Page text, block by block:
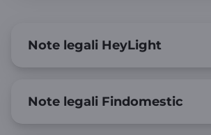
Note legali HeyLight
Note legali Findomestic